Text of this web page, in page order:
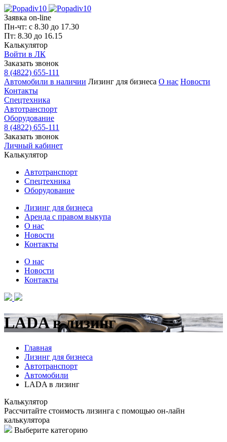
Заявка on-line
Пн-чт: с 8.30 до 17.30
Пт: 8.30 до 16.15
Калькулятор
Войти в ЛК
Заказать звонок
8 (4822) 655-111
Автомобили в наличии Лизинг для бизнеса О нас Новости
Контакты
Спецтехника
Автотранспорт
Оборудование
8 (4822) 655-111
Заказать звонок
Личный кабинет
Калькулятор
Автотранспорт
Спецтехника
Оборудование
Лизинг для бизнеса
Аренда с правом выкупа
О нас
Новости
Контакты
О нас
Новости
Контакты
LADA в лизинг
Главная
Лизинг для бизнеса
Автотранспорт
Автомобили
LADA в лизинг
Калькулятор
Рассчитайте стоимость лизинга с помощью он-лайн
калькулятора
Выберите категорию